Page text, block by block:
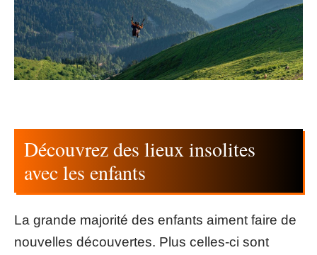
Découvrez des lieux insolites
avec les enfants
La grande majorité des enfants aiment faire de
nouvelles découvertes. Plus celles-ci sont